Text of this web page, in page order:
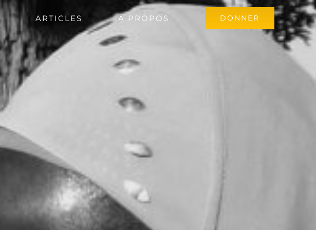
ARTICLES A PROPOS DONNER